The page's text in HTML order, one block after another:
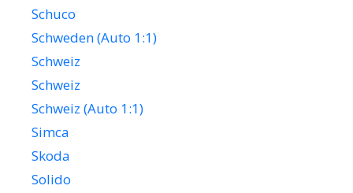
Schuco
Schweden (Auto 1:1)
Schweiz
Schweiz
Schweiz (Auto 1:1)
Simca
Skoda
Solido